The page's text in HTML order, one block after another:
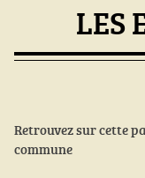
LES
Retrouvez sur cette
commune